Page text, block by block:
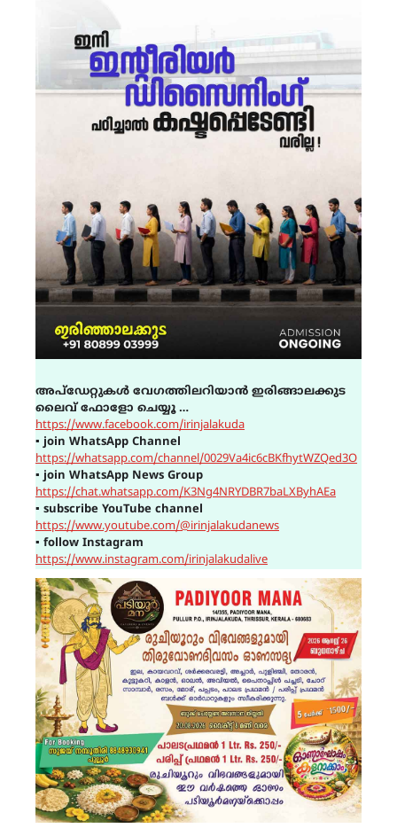
അപ്ഡേറ്റുകൾ വേഗത്തിലറിയാൻ ഇരിങ്ങാലക്കുട
ലൈവ് ഫോളോ ചെയ്യൂ …
https://www.facebook.com/irinjalakuda
▪ join WhatsApp Channel
https://whatsapp.com/channel/0029Va4ic6cBKfhytWZQed3O
▪ join WhatsApp News Group
https://chat.whatsapp.com/K3Ng4NRYDBR7baLXByhAEa
▪ subscribe YouTube channel
https://www.youtube.com/@irinjalakudanews
▪ follow Instagram
https://www.instagram.com/irinjalakudalive